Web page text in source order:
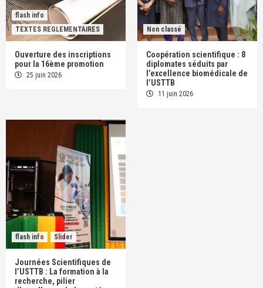
flash info
TEXTES REGLEMENTAIRES
Ouverture des inscriptions
pour la 16ème promotion
25 juin 2026
Non classé
Coopération scientifique : 8
diplomates séduits par
l’excellence biomédicale de
l’USTTB
11 juin 2026
flash info Slider
Journées Scientifiques de
l’USTTB : La formation à la
recherche, pilier